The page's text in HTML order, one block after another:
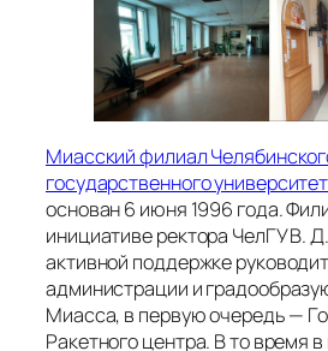
Миасский филиал
государственного
основан 6 июня 1996 года.
инициативе ректора ЧелГУ В.
активной поддержке
администрации и
Миасса, в первую очередь —
Ракетного центра. В то время